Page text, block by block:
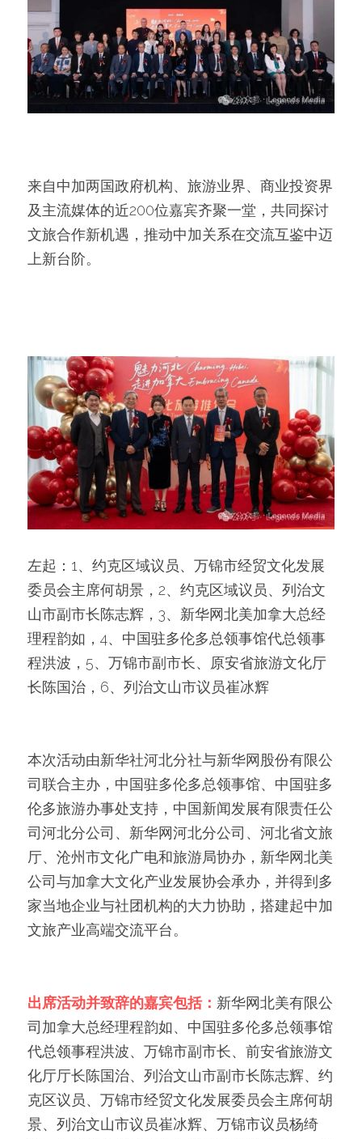
来自中加两国政府机构、旅游业界、商业投资界
及主流媒体的近200位嘉宾齐聚一堂，共同探讨
文旅合作新机遇，推动中加关系在交流互鉴中迈
上新台阶。
左起：1、约克区域议员、万锦市经贸文化发展
委员会主席何胡景，2、约克区域议员、列治文
山市副市长陈志辉，3、新华网北美加拿大总经
理程韵如，4、中国驻多伦多总领事馆代总领事
程洪波，5、万锦市副市长、原安省旅游文化厅
长陈国治，6、列治文山市议员崔冰辉
本次活动由新华社河北分社与新华网股份有限公
司联合主办，中国驻多伦多总领事馆、中国驻多
伦多旅游办事处支持，中国新闻发展有限责任公
司河北分公司、新华网河北分公司、河北省文旅
厅、沧州市文化广电和旅游局协办，新华网北美
公司与加拿大文化产业发展协会承办，并得到多
家当地企业与社团机构的大力协助，搭建起中加
文旅产业高端交流平台。
出席活动并致辞的嘉宾包括： 新华网北美有限公
司加拿大总经理程韵如、中国驻多伦多总领事馆
代总领事程洪波、万锦市副市长、前安省旅游文
化厅厅长陈国治、列治文山市副市长陈志辉、约
克区议员、万锦市经贸文化发展委员会主席何胡
景、列治文山市议员崔冰辉、万锦市议员杨绮